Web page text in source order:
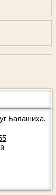
Балашиха,